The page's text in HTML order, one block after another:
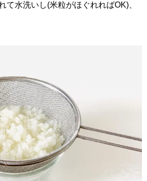
て水洗いし(米粒がほぐれればOK)、